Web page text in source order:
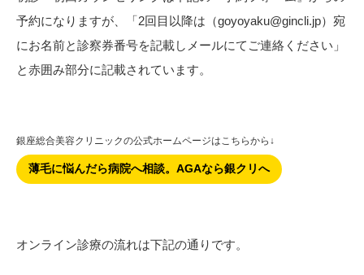
予約になりますが、「2回目以降は（goyoyaku@gincli.jp）宛
にお名前と診察券番号を記載しメールにてご連絡ください」
と赤囲み部分に記載されています。
銀座総合美容クリニックの公式ホームページはこちらから↓
薄毛に悩んだら病院へ相談。AGAなら銀クリへ
オンライン診療の流れは下記の通りです。